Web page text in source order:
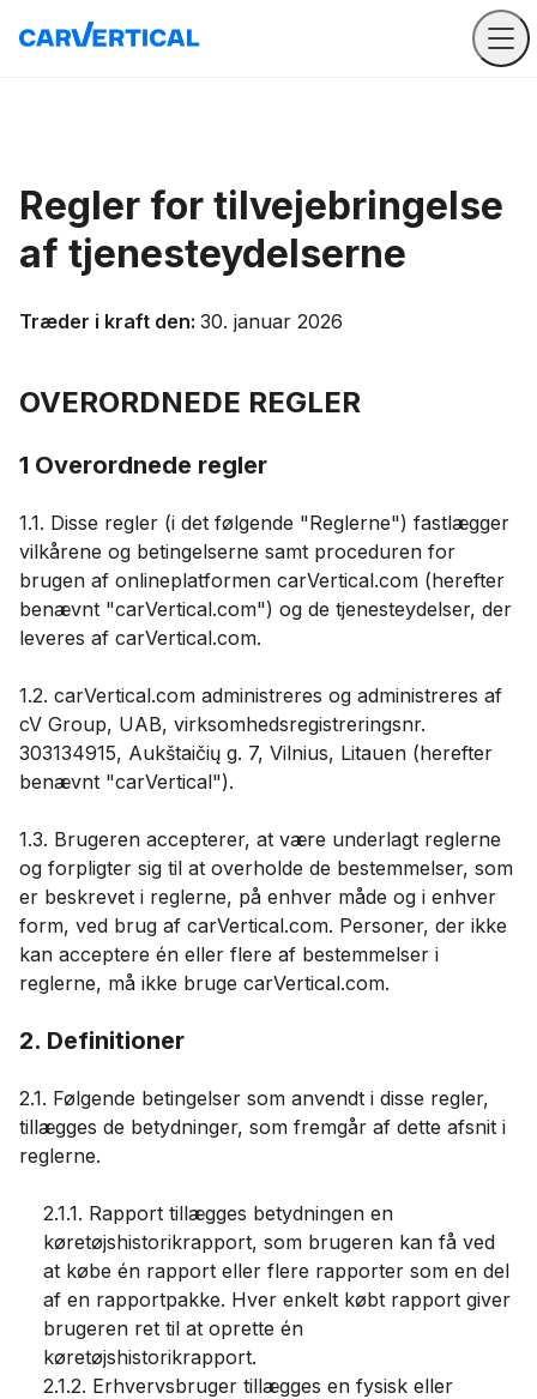
Regler for tilvejebringelse
af tjenesteydelserne
Træder i kraft den: 30. januar 2026
OVERORDNEDE REGLER
1 Overordnede regler
1.1. Disse regler (i det følgende "Reglerne") fastlægger
vilkårene og betingelserne samt proceduren for
brugen af ​​onlineplatformen carVertical.com (herefter
benævnt "carVertical.com") og de tjenesteydelser, der
leveres af carVertical.com.
1.2. carVertical.com administreres og administreres af
cV Group, UAB, virksomhedsregistreringsnr.
303134915, Aukštaičių g. 7, Vilnius, Litauen (herefter
benævnt "carVertical").
1.3. Brugeren accepterer, at være underlagt reglerne
og forpligter sig til at overholde de bestemmelser, som
er beskrevet i reglerne, på enhver måde og i enhver
form, ved brug af carVertical.com. Personer, der ikke
kan acceptere én eller flere af bestemmelser i
reglerne, må ikke bruge carVertical.com.
2. Definitioner
2.1. Følgende betingelser som anvendt i disse regler,
tillægges de betydninger, som fremgår af dette afsnit i
reglerne.
2.1.1. Rapport tillægges betydningen en
køretøjshistorikrapport, som brugeren kan få ved
at købe én rapport eller flere rapporter som en del
af en rapportpakke. Hver enkelt købt rapport giver
brugeren ret til at oprette én
køretøjshistorikrapport.
2.1.2. Erhvervsbruger tillægges en fysisk eller